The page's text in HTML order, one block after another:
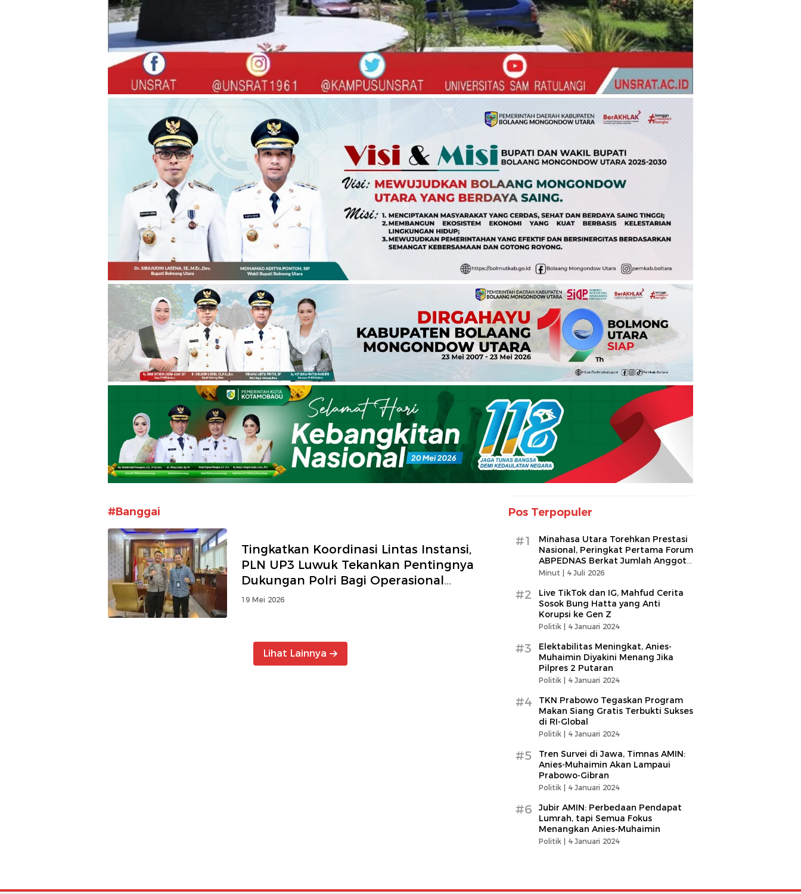
#Banggai
Tingkatkan Koordinasi Lintas Instansi,
PLN UP3 Luwuk Tekankan Pentingnya
Dukungan Polri Bagi Operasional
Kelistrikan
19 Mei 2026
Lihat Lainnya
Pos Terpopuler
#1
Minahasa Utara Torehkan Prestasi
Nasional, Peringkat Pertama Forum
ABPEDNAS Berkat Jumlah Anggota
Terbanyak
Minut | 4 Juli 2026
#2
Live TikTok dan IG, Mahfud Cerita
Sosok Bung Hatta yang Anti
Korupsi ke Gen Z
Politik | 4 Januari 2024
#3
Elektabilitas Meningkat, Anies-
Muhaimin Diyakini Menang Jika
Pilpres 2 Putaran
Politik | 4 Januari 2024
#4
TKN Prabowo Tegaskan Program
Makan Siang Gratis Terbukti Sukses
di RI-Global
Politik | 4 Januari 2024
#5
Tren Survei di Jawa, Timnas AMIN:
Anies-Muhaimin Akan Lampaui
Prabowo-Gibran
Politik | 4 Januari 2024
#6
Jubir AMIN: Perbedaan Pendapat
Lumrah, tapi Semua Fokus
Menangkan Anies-Muhaimin
Politik | 4 Januari 2024